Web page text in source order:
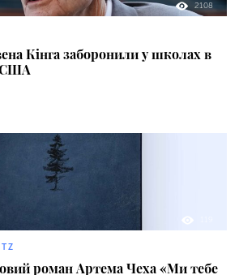
2108
Кінга заборонили у школах в
США
роман Артема Чеха «Ми тебе